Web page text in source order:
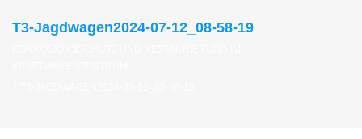
T3-Jagdwagen2024-07-12_08-58-19